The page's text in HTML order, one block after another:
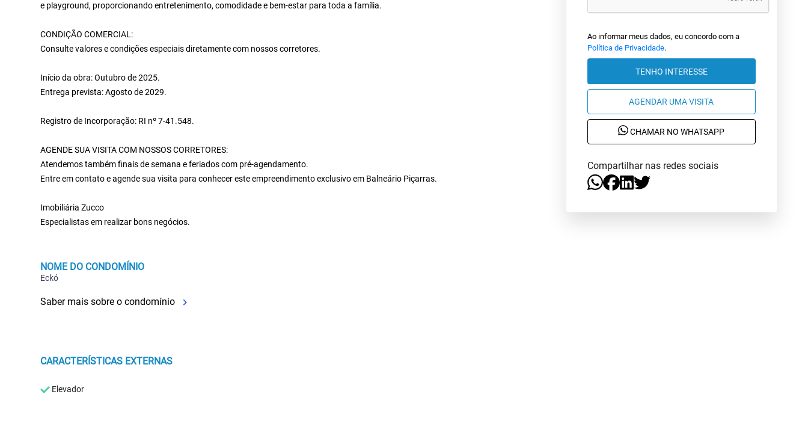
e playground, proporcionando entretenimento, comodidade e bem-estar para toda a família.
CONDIÇÃO COMERCIAL:
Consulte valores e condições especiais diretamente com nossos corretores.
Início da obra: Outubro de 2025.
Entrega prevista: Agosto de 2029.
Registro de Incorporação: RI nº 7-41.548.
AGENDE SUA VISITA COM NOSSOS CORRETORES:
Atendemos também finais de semana e feriados com pré-agendamento.
Entre em contato e agende sua visita para conhecer este empreendimento exclusivo em Balneário Piçarras.
Imobiliária Zucco
Especialistas em realizar bons negócios.
NOME DO CONDOMÍNIO
Eckó
Saber mais sobre o condomínio
CARACTERÍSTICAS EXTERNAS
Elevador
Ao informar meus dados, eu concordo com a
Política de Privacidade.
TENHO INTERESSE
AGENDAR UMA VISITA
CHAMAR NO WHATSAPP
Compartilhar nas redes sociais